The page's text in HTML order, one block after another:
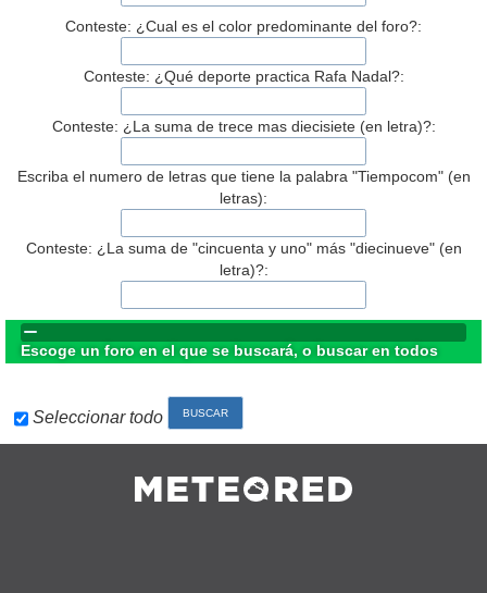
Conteste: ¿Cual es el color predominante del foro?:
Conteste: ¿Qué deporte practica Rafa Nadal?:
Conteste: ¿La suma de trece mas diecisiete (en letra)?:
Escriba el numero de letras que tiene la palabra "Tiempocom" (en
letras):
Conteste: ¿La suma de "cincuenta y uno" más "diecinueve" (en
letra)?:
Escoge un foro en el que se buscará, o buscar en todos
Seleccionar todo